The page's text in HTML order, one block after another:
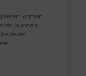
komen
en kunnen
leven.